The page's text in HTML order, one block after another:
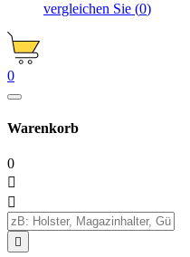
vergleichen Sie (0)
0
Warenkorb
0


